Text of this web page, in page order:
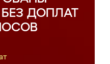
ДОПЛАТ